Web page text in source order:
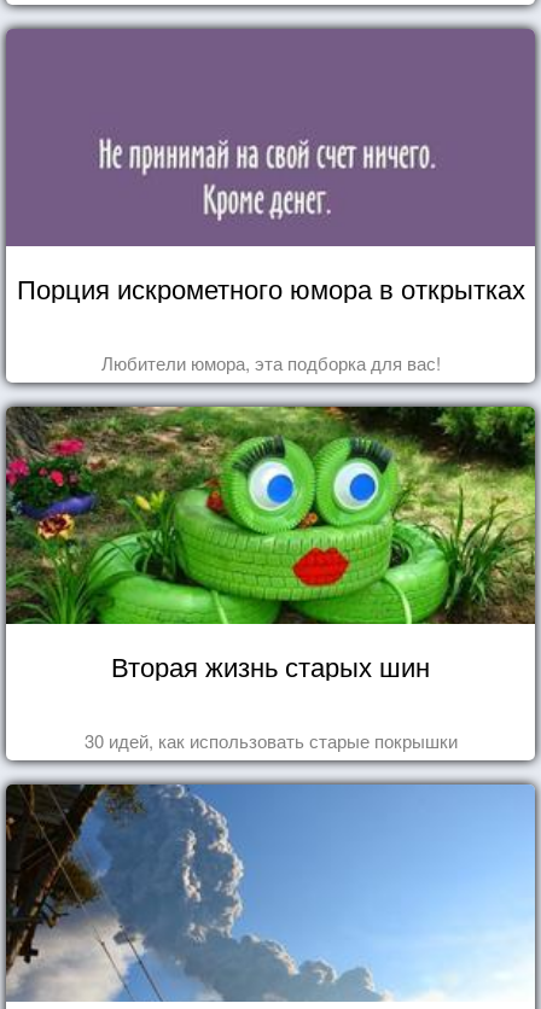
Порция искрометного юмора в открытках
Любители юмора, эта подборка для вас!
Вторая жизнь старых шин
30 идей, как использовать старые покрышки